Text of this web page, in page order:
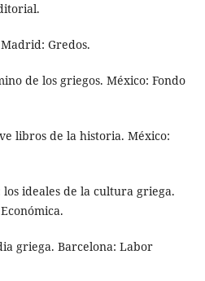
Gredos.
de los griegos. México: Fondo
libros de la historia. México:
los ideales de la cultura griega.
griega. Barcelona: Labor